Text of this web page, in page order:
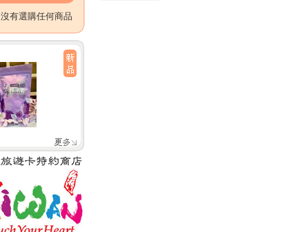
有選購任何商品